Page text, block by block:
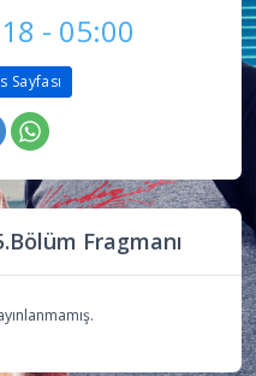
- 05:00
Sayfası
Fragmanı